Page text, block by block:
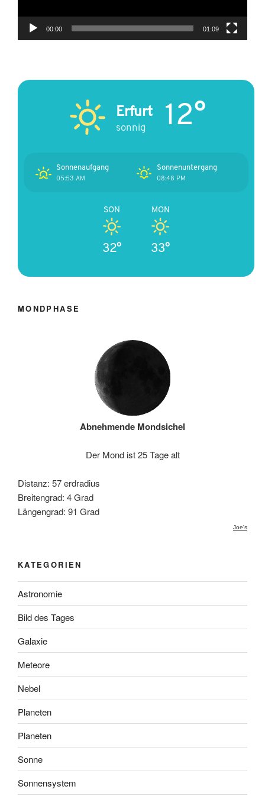
00:00 01:09
Erfurt
sonnig 12°
Sonnenaufgang
05:53 AM
Sonnenuntergang
08:48 PM
SON
32°
MON
33°
MONDPHASE
Abnehmende Mondsichel
Der Mond ist 25 Tage alt
Distanz: 57 erdradius
Breitengrad: 4 Grad
Längengrad: 91 Grad
Joe's
KATEGORIEN
Astronomie
Bild des Tages
Galaxie
Meteore
Nebel
Planeten
Planeten
Sonne
Sonnensystem